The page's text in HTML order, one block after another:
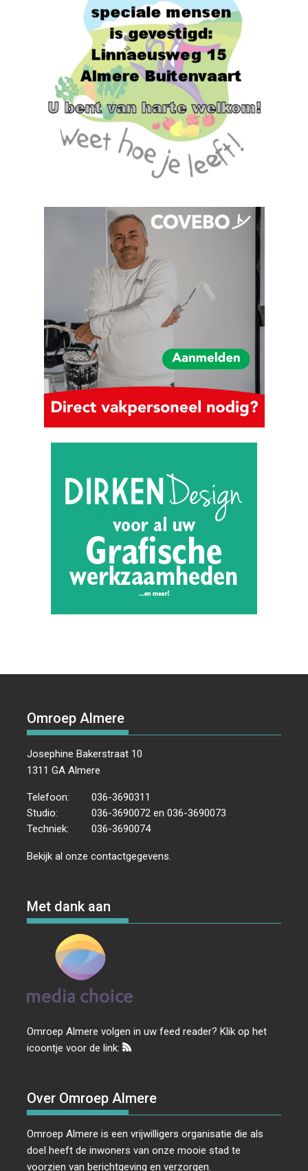
Omroep Almere
Josephine Bakerstraat 10
1311 GA Almere
Telefoon:
036-3690311
Studio:
036-3690072 en 036-3690073
Techniek:
036-3690074
Bekijk al onzecontactgegevens
Met dank aan
Omroep Almere volgen in uw feed reader? Klik op het
icoontje voor de link:
Over Omroep Almere
Omroep Almere is een vrijwilligers organisatie die als
doel heeft de inwoners van onze mooie stad te
voorzien van berichtgeving en verzorgen.